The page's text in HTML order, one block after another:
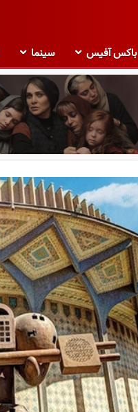
باکس آفیس سینما